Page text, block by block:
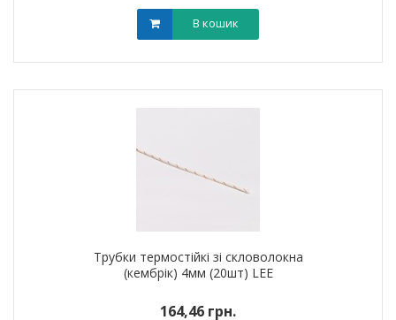
В кошик
Трубки термостійкі зі скловолокна
(кембрік) 4мм (20шт) LEE
164,46 грн.